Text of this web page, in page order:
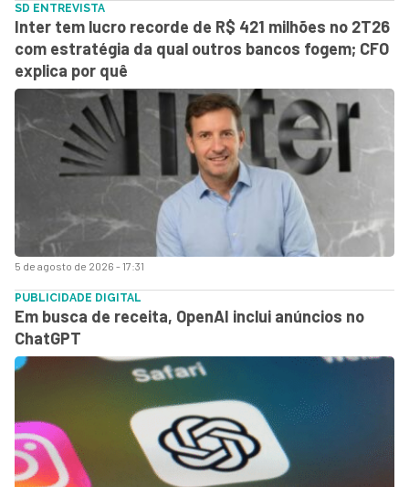
5 de agosto de 2026 - 17:31
SD ENTREVISTA
Inter tem lucro recorde de R$ 421 milhões no 2T26
com estratégia da qual outros bancos fogem; CFO
explica por quê
PUBLICIDADE DIGITAL
Em busca de receita, OpenAI inclui anúncios no
ChatGPT